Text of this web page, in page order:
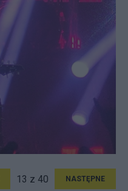
13 z 40 NASTĘPNE